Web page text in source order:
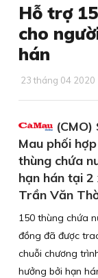
Hỗ trợ
cho
hán
23 tháng 04 2020
Mau phối
thùng chứa
hạn hán tại 2
Trần Văn
150 thùng chứa
đồng đã được
chuỗi chương
hưởng bởi hạn